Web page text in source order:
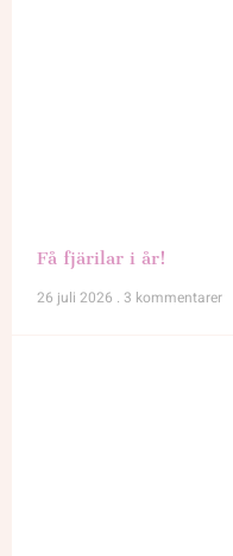
Få fjärilar i år!
26 juli 2026
3 kommentarer